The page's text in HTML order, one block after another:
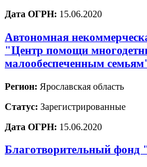
Дата ОГРН: 15.06.2020
Автономная
"Центр помощи
малообеспеченным
Регион: Ярославская область
Статус: Зарегистрированные
Дата ОГРН: 15.06.2020
Благотворительный фонд